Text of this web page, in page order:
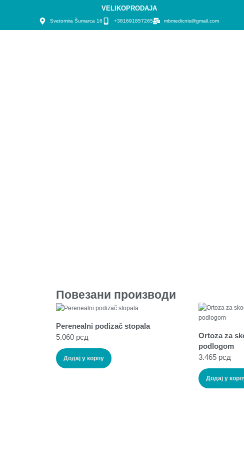
VELIKOPRODAJA
Svetomira Šumarca 16 +381691857265 mbmedicnis@gmail.com
Повезани производи
Perenealni podizač stopala
5.060 рсд
Додај у корпу
Ortoza za
podlogom
3.465 рсд
Додај у